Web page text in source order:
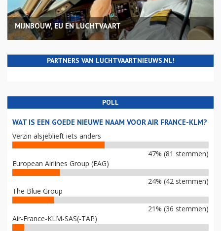
MIJNBOUW, EU EN LUCHTVAART
PARTNERS VAN LUCHTVAARTNIEUWS.NL!
POLL
WAT IS EEN GOEDE NIEUWE NAAM VOOR AIR FRANCE-KLM?
Verzin alsjeblieft iets anders
47% (81 stemmen)
European Airlines Group (EAG)
24% (42 stemmen)
The Blue Group
21% (36 stemmen)
Air-France-KLM-SAS(-TAP)